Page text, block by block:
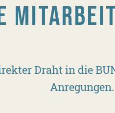
Draht in die